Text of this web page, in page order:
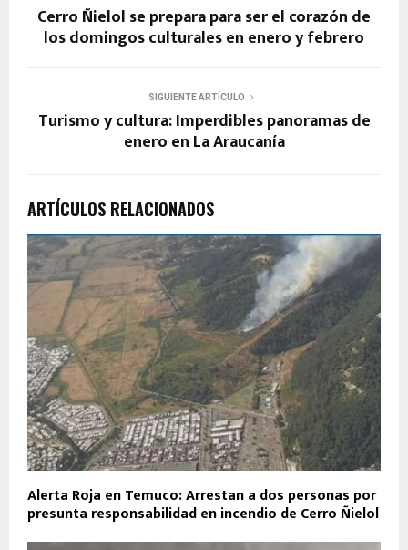
Cerro Ñielol se prepara para ser el corazón de
los domingos culturales en enero y febrero
SIGUIENTE ARTÍCULO
Turismo y cultura: Imperdibles panoramas de
enero en La Araucanía
ARTÍCULOS RELACIONADOS
Alerta Roja en Temuco: Arrestan a dos personas por
presunta responsabilidad en incendio de Cerro Ñielol